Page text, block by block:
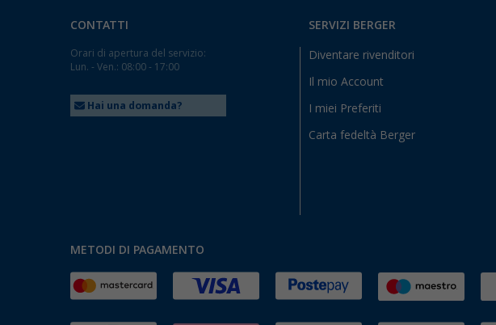
CONTATTI
Orari di apertura del servizio:
Lun. - Ven.: 08:00 - 17:00
Hai una domanda?
SERVIZI BERGER
Diventare rivenditori
Il mio Account
I miei Preferiti
Carta fedeltà Berger
METODI DI PAGAMENTO